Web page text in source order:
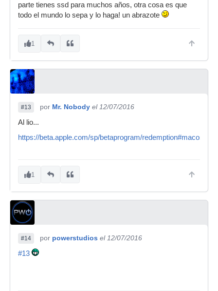
parte tienes ssd para muchos años, otra cosa es que
todo el mundo lo sepa y lo haga! un abrazote
1
#13 por Mr. Nobody el 12/07/2016
Al lio...
https://beta.apple.com/sp/betaprogram/redemption#macos
1
#14 por powerstudios el 12/07/2016
#13